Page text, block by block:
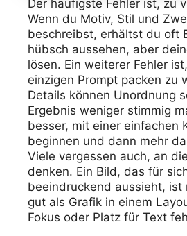
Der häufigste Fehler ist, zu
Wenn du Motiv, Stil und
beschreibst, erhältst du oft
hübsch aussehen, aber
lösen. Ein weiterer Fehler
einzigen Prompt packen zu
Details können Unordnung
Ergebnis weniger stimmig
besser, mit einer einfachen
beginnen und dann mehr
Viele vergessen auch, an
denken. Ein Bild, das für
beeindruckend aussieht,
gut als Grafik in einem
Fokus oder Platz für Text